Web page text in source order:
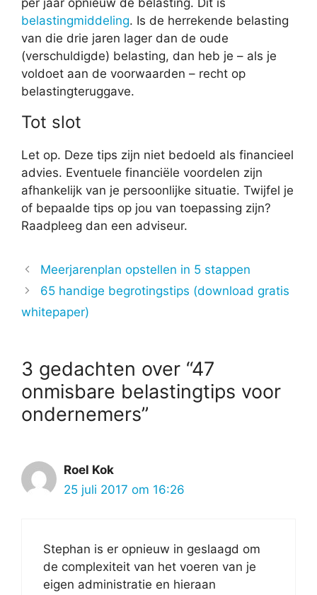
per jaar opnieuw de belasting. Dit is
belastingmiddeling. Is de herrekende belasting
van die drie jaren lager dan de oude
(verschuldigde) belasting, dan heb je – als je
voldoet aan de voorwaarden – recht op
belastingteruggave.
Tot slot
Let op. Deze tips zijn niet bedoeld als financieel
advies. Eventuele financiële voordelen zijn
afhankelijk van je persoonlijke situatie. Twijfel je
of bepaalde tips op jou van toepassing zijn?
Raadpleeg dan een adviseur.
Meerjarenplan opstellen in 5 stappen
65 handige begrotingstips (download gratis
whitepaper)
3 gedachten over “47
onmisbare belastingtips voor
ondernemers”
Roel Kok
25 juli 2017 om 16:26
Stephan is er opnieuw in geslaagd om
de complexiteit van het voeren van je
eigen administratie en hieraan